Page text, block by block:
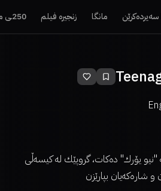
مانگا زنجیرە فیلم 250ـی مێژوو
"نیو یۆرك" دەكات، گروپێك لە كیسەڵی
شارەكەیان بپارێزن